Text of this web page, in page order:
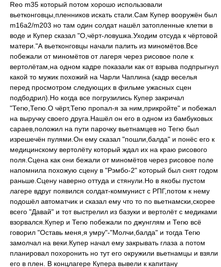
Reo m35 который потом хорошо использовали
вьетконговцы,пленников искать стали.Сам Купер вооружён был
m16a2/m203 но там один солдат нашёл затопленные клетки в
воде и Купер сказал "О,чёрт-ловушка.Уходим отсуда к чёртовой
матери."А вьетконговцы начали палить из миномётов.Все
побежали от миномётов от лагеря через рисовое поле к
вертолётам,на одном кадре показали как от взрыва подпрыгнул
какой то мужик похожий на Чарли Чаплина (кадр веселья
перед просмотром следующих в фильме ужасных сцен
подбодрил).Но когда все погрузились Купер закричал
"Тегю,Тегю.О чёрт,Тегю пропал-я за ним,прикройте" и побежал
на выручку своего друга.Нашёл он его в одном из бамбуковых
сараев,положил на пути парочку вьетнамцев но Тегю был
изрешечён пулями.Он ему сказал "пошли,балда" и понёс его к
медицинскому вертолёту который ждал их на краю рисового
поля.Сцена как они бежали от миномётов через рисовое поле
напомнила похожую сцену в "Рэмбо-2" который был снят годом
раньше.Сцену наверно оттуда и стянули.Но в якобы пустом
лагере вдруг появился солдат-коммунист с РПГ,потом к нему
подошёл автоматчик и сказал ему что то по вьетнамски,скорее
всего "Давай" и тот выстрелил из базуки и вертолёт с медиками
взорвался.Купер и Тегю побежали по джунглям и Тегю всё
говорил "Оставь меня,я умру"-"Молчи,балда" и тогда Тегю
замолчал на веки.Купер начал ему закрывать глаза а потом
планировал похоронить но тут его окружили вьетнамцы и взяли
его в плен. В концлагере Купера вывели к капитану